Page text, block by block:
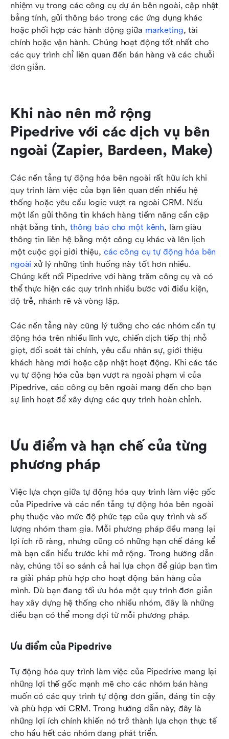
nhiệm vụ trong các công cụ dự án bên ngoài, cập nhật
bảng tính, gửi thông báo trong các ứng dụng khác
hoặc phối hợp các hành động giữa marketing, tài
chính hoặc vận hành. Chúng hoạt động tốt nhất cho
các quy trình chỉ liên quan đến bán hàng và các chuỗi
đơn giản.
Khi nào nên mở rộng
Pipedrive với các dịch vụ bên
ngoài (Zapier, Bardeen, Make)
Các nền tảng tự động hóa bên ngoài rất hữu ích khi
quy trình làm việc của bạn liên quan đến nhiều hệ
thống hoặc yêu cầu logic vượt ra ngoài CRM. Nếu
một lần gửi thông tin khách hàng tiềm năng cần cập
nhật bảng tính, thông báo cho một kênh, làm giàu
thông tin liên hệ bằng một công cụ khác và lên lịch
một cuộc gọi giới thiệu, các công cụ tự động hóa bên
ngoài xử lý những tình huống này tốt hơn nhiều.
Chúng kết nối Pipedrive với hàng trăm công cụ và có
thể thực hiện các quy trình nhiều bước với điều kiện,
độ trễ, nhánh rẽ và vòng lặp.
Các nền tảng này cũng lý tưởng cho các nhóm cần tự
động hóa trên nhiều lĩnh vực, chiến dịch tiếp thị nhỏ
giọt, đối soát tài chính, yêu cầu nhân sự, giới thiệu
khách hàng mới hoặc cập nhật hoạt động. Khi các tác
vụ tự động hóa của bạn vượt ra ngoài phạm vi của
Pipedrive, các công cụ bên ngoài mang đến cho bạn
sự linh hoạt để xây dựng các quy trình hoàn chỉnh.
Ưu điểm và hạn chế của từng
phương pháp
Việc lựa chọn giữa tự động hóa quy trình làm việc gốc
của Pipedrive và các nền tảng tự động hóa bên ngoài
phụ thuộc vào mức độ phức tạp của quy trình và số
lượng nhóm tham gia. Mỗi phương pháp đều mang lại
lợi ích rõ ràng, nhưng cũng có những hạn chế đáng kể
mà bạn cần hiểu trước khi mở rộng. Trong hướng dẫn
này, chúng tôi so sánh cả hai lựa chọn để giúp bạn tìm
ra giải pháp phù hợp cho hoạt động bán hàng của
mình. Dù bạn đang tối ưu hóa một quy trình đơn giản
hay xây dựng hệ thống cho nhiều nhóm, đây là những
điều bạn có thể mong đợi từ mỗi phương pháp.
Ưu điểm của Pipedrive
Tự động hóa quy trình làm việc của Pipedrive mang lại
những lợi thế gốc mạnh mẽ cho các nhóm bán hàng
muốn có các quy trình tự động đơn giản, đáng tin cậy
và phù hợp với CRM. Trong hướng dẫn này, đây là
những lợi ích chính khiến nó trở thành lựa chọn thực tế
cho hầu hết các nhóm đang phát triển.